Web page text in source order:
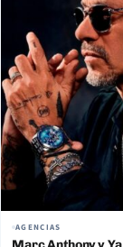
AGENCIAS